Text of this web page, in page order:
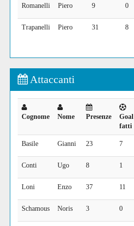
Romanelli Piero 9 0
Trapanelli Piero 31 8
Attaccanti
Cognome Nome Presenze
Goal
fatti
Basile Gianni 23 7
Conti Ugo 8 1
Loni Enzo 37 11
Schamous Noris 3 0